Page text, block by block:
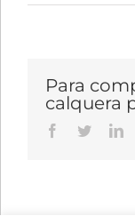
Para
calquera
Facebook
Twitter